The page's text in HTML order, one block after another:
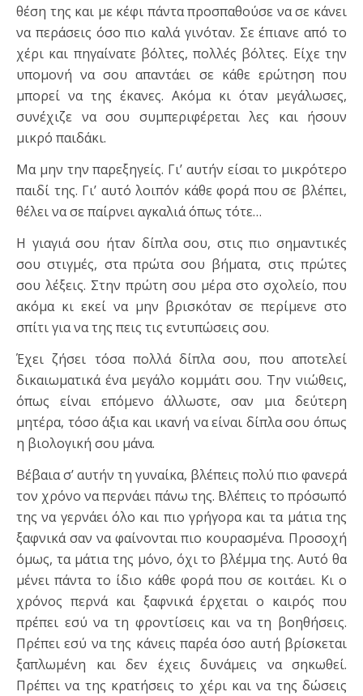
θέση της και με κέφι πάντα προσπαθούσε να σε κάνει
να περάσεις όσο πιο καλά γινόταν. Σε έπιανε από το
χέρι και πηγαίνατε βόλτες, πολλές βόλτες. Είχε την
υπομονή να σου απαντάει σε κάθε ερώτηση που
μπορεί να της έκανες. Ακόμα κι όταν μεγάλωσες,
συνέχιζε να σου συμπεριφέρεται λες και ήσουν
μικρό παιδάκι.
Μα μην την παρεξηγείς. Γι’ αυτήν είσαι το μικρότερο
παιδί της. Γι’ αυτό λοιπόν κάθε φορά που σε βλέπει,
θέλει να σε παίρνει αγκαλιά όπως τότε…
Η γιαγιά σου ήταν δίπλα σου, στις πιο σημαντικές
σου στιγμές, στα πρώτα σου βήματα, στις πρώτες
σου λέξεις. Στην πρώτη σου μέρα στο σχολείο, που
ακόμα κι εκεί να μην βρισκόταν σε περίμενε στο
σπίτι για να της πεις τις εντυπώσεις σου.
Έχει ζήσει τόσα πολλά δίπλα σου, που αποτελεί
δικαιωματικά ένα μεγάλο κομμάτι σου. Την νιώθεις,
όπως είναι επόμενο άλλωστε, σαν μια δεύτερη
μητέρα, τόσο άξια και ικανή να είναι δίπλα σου όπως
η βιολογική σου μάνα.
Βέβαια σ’ αυτήν τη γυναίκα, βλέπεις πολύ πιο φανερά
τον χρόνο να περνάει πάνω της. Βλέπεις το πρόσωπό
της να γερνάει όλο και πιο γρήγορα και τα μάτια της
ξαφνικά σαν να φαίνονται πιο κουρασμένα. Προσοχή
όμως, τα μάτια της μόνο, όχι το βλέμμα της. Αυτό θα
μένει πάντα το ίδιο κάθε φορά που σε κοιτάει. Κι ο
χρόνος περνά και ξαφνικά έρχεται ο καιρός που
πρέπει εσύ να τη φροντίσεις και να τη βοηθήσεις.
Πρέπει εσύ να της κάνεις παρέα όσο αυτή βρίσκεται
ξαπλωμένη και δεν έχεις δυνάμεις να σηκωθεί.
Πρέπει να της κρατήσεις το χέρι και να της δώσεις